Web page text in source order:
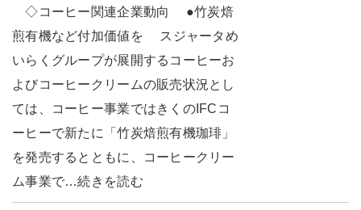
◇コーヒー関連企業動向 ●竹炭焙
煎有機など付加価値を スジャータめ
いらくグループが展開するコーヒーお
よびコーヒークリームの販売状況とし
ては、コーヒー事業ではきくのIFCコ
ーヒーで新たに「竹炭焙煎有機珈琲」
を発売するとともに、コーヒークリー
ム事業で…続きを読む